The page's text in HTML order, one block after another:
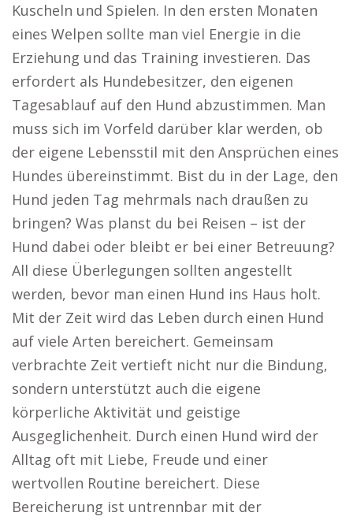
Kuscheln und Spielen. In den ersten Monaten
eines Welpen sollte man viel Energie in die
Erziehung und das Training investieren. Das
erfordert als Hundebesitzer, den eigenen
Tagesablauf auf den Hund abzustimmen. Man
muss sich im Vorfeld darüber klar werden, ob
der eigene Lebensstil mit den Ansprüchen eines
Hundes übereinstimmt. Bist du in der Lage, den
Hund jeden Tag mehrmals nach draußen zu
bringen? Was planst du bei Reisen – ist der
Hund dabei oder bleibt er bei einer Betreuung?
All diese Überlegungen sollten angestellt
werden, bevor man einen Hund ins Haus holt.
Mit der Zeit wird das Leben durch einen Hund
auf viele Arten bereichert. Gemeinsam
verbrachte Zeit vertieft nicht nur die Bindung,
sondern unterstützt auch die eigene
körperliche Aktivität und geistige
Ausgeglichenheit. Durch einen Hund wird der
Alltag oft mit Liebe, Freude und einer
wertvollen Routine bereichert. Diese
Bereicherung ist untrennbar mit der